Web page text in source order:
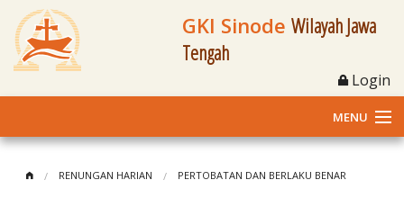
GKI Sinode Wilayah Jawa
Tengah
Login
MENU
RENUNGAN HARIAN PERTOBATAN DAN BERLAKU BENAR